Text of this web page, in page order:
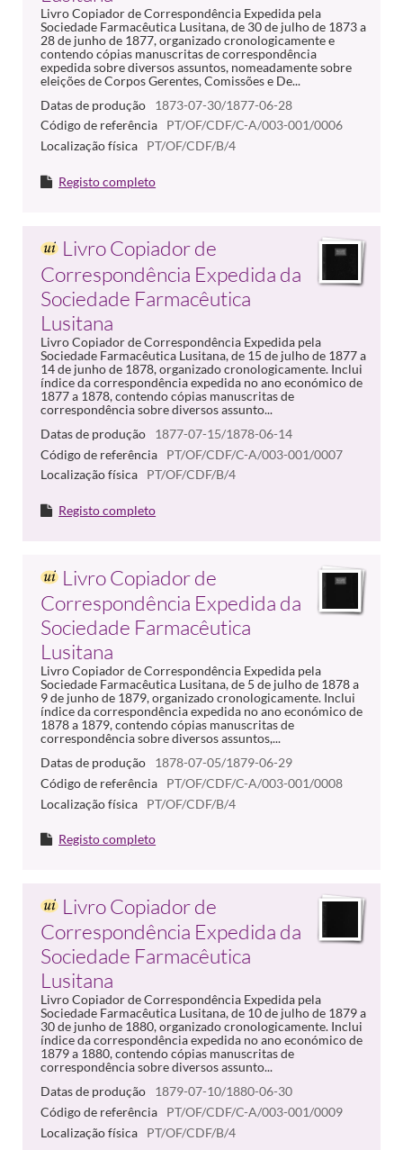
Livro Copiador de Correspondência Expedida pela
Sociedade Farmacêutica Lusitana, de 30 de julho de 1873 a
28 de junho de 1877, organizado cronologicamente e
contendo cópias manuscritas de correspondência
expedida sobre diversos assuntos, nomeadamente sobre
eleições de Corpos Gerentes, Comissões e De...
Datas de produção
1873-07-30/1877-06-28
Código de referência
PT/OF/CDF/C-A/003-001/0006
Localização física
PT/OF/CDF/B/4
Registo completo
Livro Copiador de
Correspondência Expedida da
Sociedade Farmacêutica
Lusitana
Livro Copiador de Correspondência Expedida pela
Sociedade Farmacêutica Lusitana, de 15 de julho de 1877 a
14 de junho de 1878, organizado cronologicamente. Inclui
índice da correspondência expedida no ano económico de
1877 a 1878, contendo cópias manuscritas de
correspondência sobre diversos assunto...
Datas de produção
1877-07-15/1878-06-14
Código de referência
PT/OF/CDF/C-A/003-001/0007
Localização física
PT/OF/CDF/B/4
Registo completo
Livro Copiador de
Correspondência Expedida da
Sociedade Farmacêutica
Lusitana
Livro Copiador de Correspondência Expedida pela
Sociedade Farmacêutica Lusitana, de 5 de julho de 1878 a
9 de junho de 1879, organizado cronologicamente. Inclui
índice da correspondência expedida no ano económico de
1878 a 1879, contendo cópias manuscritas de
correspondência sobre diversos assuntos,...
Datas de produção
1878-07-05/1879-06-29
Código de referência
PT/OF/CDF/C-A/003-001/0008
Localização física
PT/OF/CDF/B/4
Registo completo
Livro Copiador de
Correspondência Expedida da
Sociedade Farmacêutica
Lusitana
Livro Copiador de Correspondência Expedida pela
Sociedade Farmacêutica Lusitana, de 10 de julho de 1879 a
30 de junho de 1880, organizado cronologicamente. Inclui
índice da correspondência expedida no ano económico de
1879 a 1880, contendo cópias manuscritas de
correspondência sobre diversos assunto...
Datas de produção
1879-07-10/1880-06-30
Código de referência
PT/OF/CDF/C-A/003-001/0009
Localização física
PT/OF/CDF/B/4